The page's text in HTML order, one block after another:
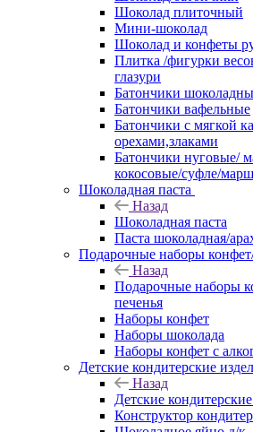
Шоколад плиточный
Мини-шоколад
Шоколад и конфеты
Плитка /фигурки
глазури
Батончики
Батончики вафельные
Батончики с мягкой
орехами,злаками
Батончики нуговые/
кокосовые/суфле/
Шоколадная паста
Назад
Шоколадная паста
Паста шоколадная/
Подарочные наборы
Назад
Подарочные наборы
печенья
Наборы конфет
Наборы шоколада
Наборы конфет с
Детские кондитерские
Назад
Детские
Конструктор